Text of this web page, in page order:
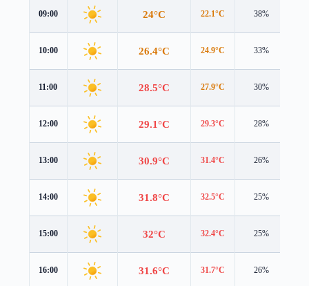
09:00 24°C 22.1°C 38%
10:00 26.4°C 24.9°C 33%
11:00 28.5°C 27.9°C 30%
12:00 29.1°C 29.3°C 28%
13:00 30.9°C 31.4°C 26%
14:00 31.8°C 32.5°C 25%
15:00 32°C 32.4°C 25%
16:00 31.6°C 31.7°C 26%